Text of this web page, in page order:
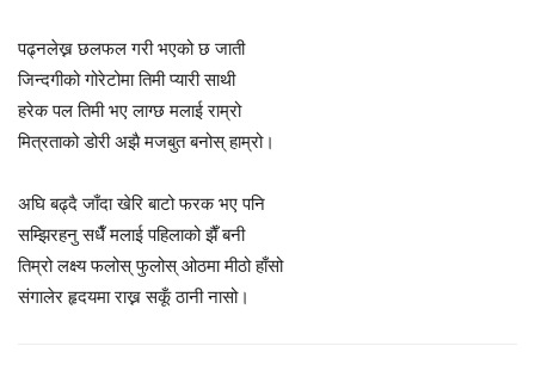
पढ्नलेख्न छलफल गरी भएको छ जाती
जिन्दगीको गोरेटोमा तिमी प्यारी साथी
हरेक पल तिमी भए लाग्छ मलाई राम्रो
मित्रताको डोरी अझै मजबुत बनोस् हाम्रो।
अघि बढ्दै जाँदा खेरि बाटो फरक भए पनि
सम्झिरहनु सधैँ मलाई पहिलाको झैँ बनी
तिम्रो लक्ष्य फलोस् फुलोस् ओठमा मीठो हाँसो
संगालेर हृदयमा राख्न सकूँ ठानी नासो।